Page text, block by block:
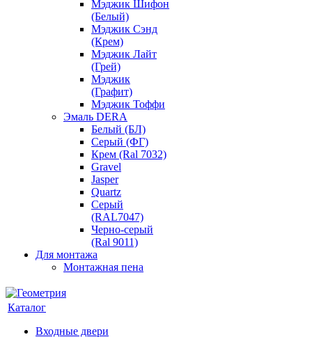
Мэджик Шифон
(Белый)
Мэджик Сэнд
(Крем)
Мэджик Лайт
(Грей)
Мэджик
(Графит)
Мэджик Тоффи
Эмаль DERA
Белый (БЛ)
Серый (ФГ)
Крем (Ral 7032)
Gravel
Jasper
Quartz
Серый
(RAL7047)
Черно-серый
(Ral 9011)
Для монтажа
Монтажная пена
Каталог
Входные двери